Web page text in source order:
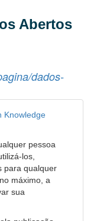
Abertos
dados-
Knowledge
pessoa
los,
para qualquer
máximo, a
sua